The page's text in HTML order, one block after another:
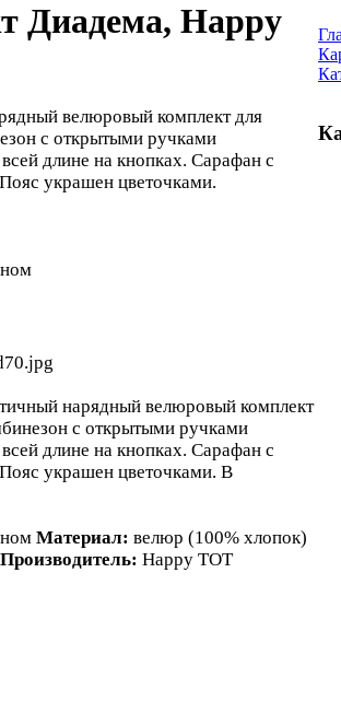
Диадема, Happy
велюровый комплект для
с открытыми ручками
всей длине на кнопках. Сарафан с
украшен цветочками.
нарядный велюровый комплект
с открытыми ручками
всей длине на кнопках. Сарафан с
украшен цветочками. В
Материал: велюр (100% хлопок)
Производитель: Happy TOT